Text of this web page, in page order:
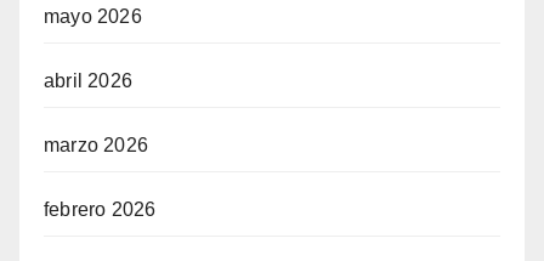
mayo 2026
abril 2026
marzo 2026
febrero 2026